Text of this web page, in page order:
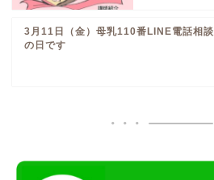
3月11日（金）母乳110番LINE電話相談
の日です